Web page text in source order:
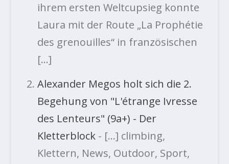
ihrem ersten Weltcupsieg konnte
Laura mit der Route „La Prophétie
des grenouilles“ in französischen
[…]
Alexander Megos holt sich die 2.
Begehung von "L'étrange Ivresse
des Lenteurs" (9a+) - Der
Kletterblock- […] climbing,
Klettern, News, Outdoor, Sport,